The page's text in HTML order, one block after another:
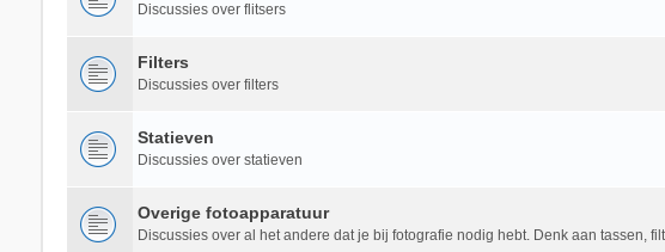
Discussies over flitsers
Filters
Discussies over filters
Statieven
Discussies over statieven
Overige fotoapparatuur
Discussies over al het andere dat je bij fotografie nodig hebt. Denk aan tassen,